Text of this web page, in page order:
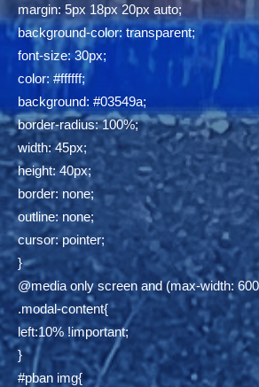
margin: 5px 18px 20px auto;
background-color: transparent;
font-size: 30px;
color: #ffffff;
background: #03549a;
border-radius: 100%;
width: 45px;
height: 40px;
border: none;
outline: none;
cursor: pointer;
}
@media only screen and (max-width:
.modal-content{
left:10% !important;
}
#pban img{